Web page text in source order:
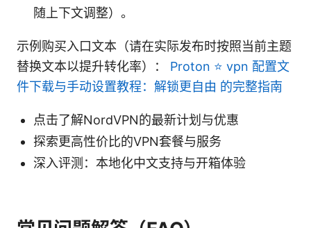
随上下文调整）。
示例购买入口文本（请在实际发布时按照当前主题
替换文本以提升转化率）： Proton ⭐ vpn 配置文
件下载与手动设置教程：解锁更自由 的完整指南
点击了解NordVPN的最新计划与优惠
探索更高性价比的VPN套餐与服务
深入评测：本地化中文支持与开箱体验